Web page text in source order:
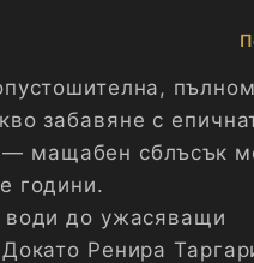
забавяне с
— мащабен сблъсък
години.
води до ужасяващи
Ренира